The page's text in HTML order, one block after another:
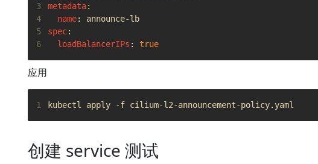
3
metadata:
4
name:
announce-lb
5
spec:
6
loadBalancerIPs : true
应用
1
创建 service 测试